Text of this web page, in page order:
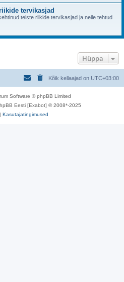
tervikasjad
teiste riikide tervikasjad ja neile tehtud
Hüppa
Kõik kellaajad on UTC+03:00
Software © phpBB Limited
Eesti [Exabot] © 2008*-2025
| Kasutajatingimused